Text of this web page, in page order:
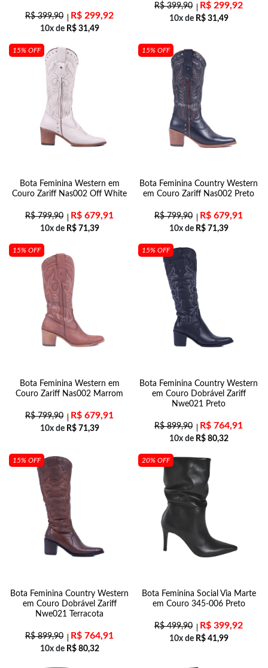
R$399,90 R$ 299,92
10x de R$31,49
R$399,90 R$ 299,92
10x de R$31,49
15% OFF
Bota Feminina Western em
Couro Zariff Nas002 Off White
R$799,90 R$ 679,91
10x de R$71,39
15% OFF
Bota Feminina Country Western
em Couro Zariff Nas002 Preto
R$799,90 R$ 679,91
10x de R$71,39
15% OFF
Bota Feminina Western em
Couro Zariff Nas002 Marrom
R$799,90 R$ 679,91
10x de R$71,39
15% OFF
Bota Feminina Country Western
em Couro Dobrável Zariff
Nwe021 Preto
R$899,90 R$ 764,91
10x de R$80,32
15% OFF
Bota Feminina Country Western
em Couro Dobrável Zariff
Nwe021 Terracota
R$899,90 R$ 764,91
10x de R$80,32
20% OFF
Bota Feminina Social Via Marte
em Couro 345-006 Preto
R$499,90 R$ 399,92
10x de R$41,99